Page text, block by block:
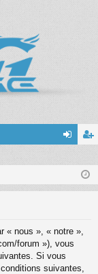
nr
« nous », « notre »,
forum »), vous
Si vous
suivantes,